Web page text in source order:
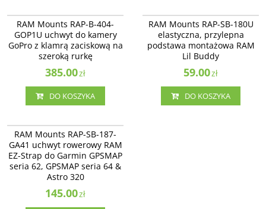
RAM Mounts RAP-B-404-GOP1U
uchwyt do kamery GoPro z klamrą
zaciskową na szeroką rurkę
RAM Mounts RAP-B-404-
GOP1U uchwyt do kamery
GoPro z klamrą zaciskową na
szeroką rurkę
385.00zł
DO KOSZYKA
RAP-SB-180U elastyczna, przylepna
podstawa montażowa RAM Lil
Buddy
RAM Mounts RAP-SB-180U
elastyczna, przylepna
podstawa montażowa RAM
Lil Buddy
59.00zł
DO KOSZYKA
RAM Mounts RAP-SB-187-GA41
uchwyt rowerowy RAM EZ-Strap
do Garmin GPSMAP seria 62,
GPSMAP seria 64 65 & Astro 320
RAM Mounts RAP-SB-187-
GA41 uchwyt rowerowy RAM
EZ-Strap do Garmin GPSMAP
seria 62, GPSMAP seria 64 &
Astro 320
145.00zł